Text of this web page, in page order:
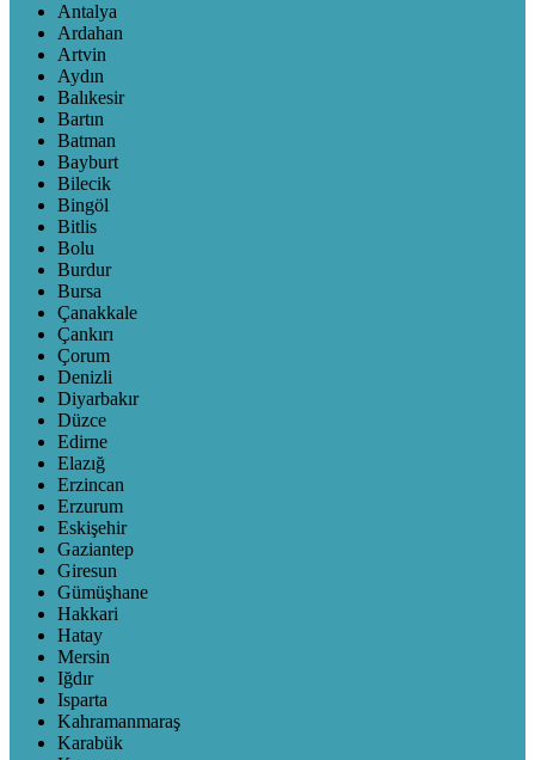
Antalya
Ardahan
Artvin
Aydın
Balıkesir
Bartın
Batman
Bayburt
Bilecik
Bingöl
Bitlis
Bolu
Burdur
Bursa
Çanakkale
Çankırı
Çorum
Denizli
Diyarbakır
Düzce
Edirne
Elazığ
Erzincan
Erzurum
Eskişehir
Gaziantep
Giresun
Gümüşhane
Hakkari
Hatay
Mersin
Iğdır
Isparta
Kahramanmaraş
Karabük